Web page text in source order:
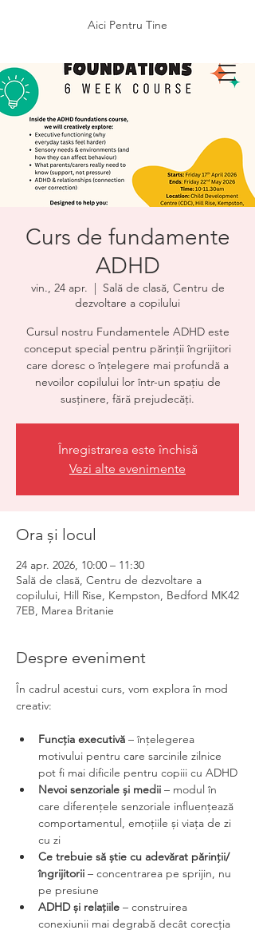
Aici Pentru Tine
Curs de fundamente
ADHD
vin., 24 apr.
  |
Sală de clasă, Centru de
dezvoltare a copilului
Cursul nostru Fundamentele ADHD este
conceput special pentru părinții îngrijitori
care doresc o înțelegere mai profundă a
nevoilor copilului lor într-un spațiu de
susținere, fără prejudecăți.
Înregistrarea este închisă
Vezi alte evenimente
Ora și locul
24 apr. 2026, 10:00 – 11:30
Sală de clasă, Centru de dezvoltare a
copilului, Hill Rise, Kempston, Bedford MK42
7EB, Marea Britanie
Despre eveniment
În cadrul acestui curs, vom explora în mod
creativ:
Funcția executivă – înțelegerea
motivului pentru care sarcinile zilnice
pot fi mai dificile pentru copiii cu ADHD
Nevoi senzoriale și medii – modul în
care diferențele senzoriale influențează
comportamentul, emoțiile și viața de zi
cu zi
Ce trebuie să știe cu adevărat părinții/
îngrijitorii – concentrarea pe sprijin, nu
pe presiune
ADHD și relațiile – construirea
conexiunii mai degrabă decât corecția